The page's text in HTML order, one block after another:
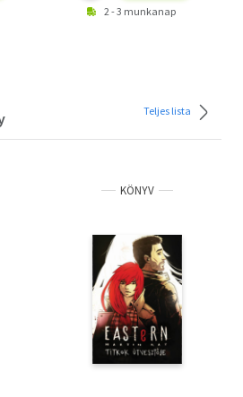
2 - 3 munkanap
Teljes lista
KÖNYV